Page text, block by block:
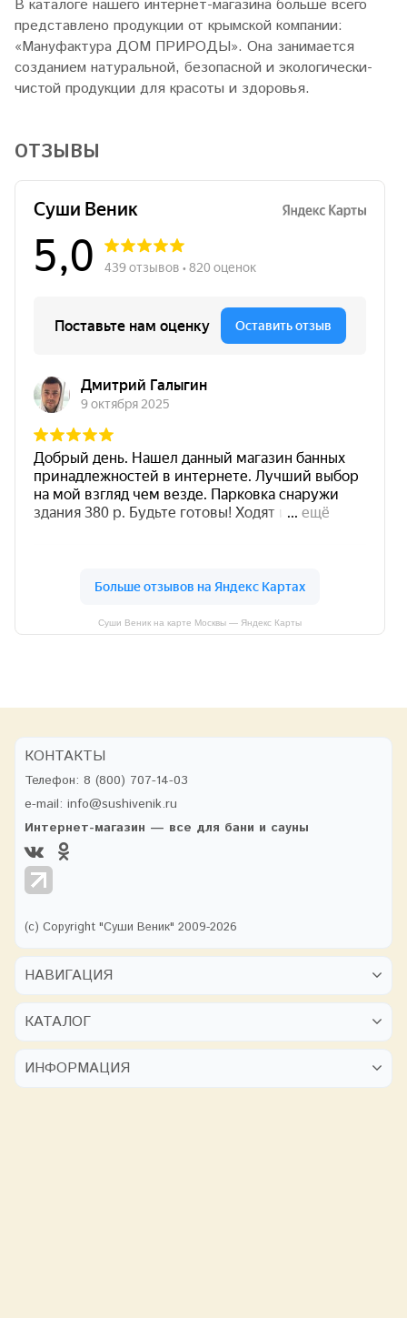
В каталоге нашего интернет-магазина больше всего
представлено продукции от крымской компании:
«Мануфактура ДОМ ПРИРОДЫ». Она занимается
созданием натуральной, безопасной и экологически-
чистой продукции для красоты и здоровья.
ОТЗЫВЫ
Суши Веник на карте Москвы — Яндекс Карты
КОНТАКТЫ
Телефон: 8 (800) 707-14-03
e-mail: info@sushivenik.ru
Интернет-магазин — все для бани и сауны
(с) Copyright "Суши Веник" 2009-2026
НАВИГАЦИЯ
КАТАЛОГ
ИНФОРМАЦИЯ